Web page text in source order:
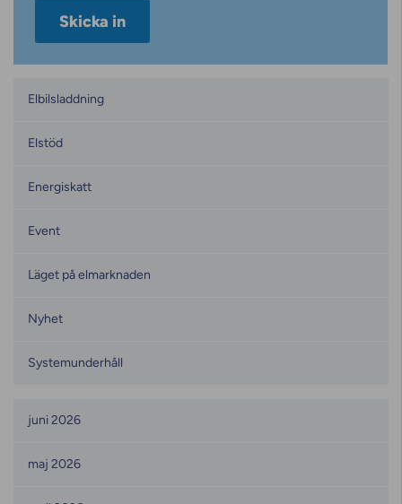
Elbilsladdning
Elstöd
Energiskatt
Event
Läget på elmarknaden
Nyhet
Systemunderhåll
juni 2026
maj 2026